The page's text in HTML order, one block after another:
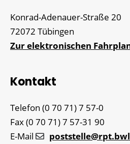
Konrad-Adenauer-Straße 20
72072 Tübingen
Zur elektronischen
Kontakt
Telefon (0 70 71) 7 57-0
Fax(0 70 71) 7 57-31 90
E-Mail